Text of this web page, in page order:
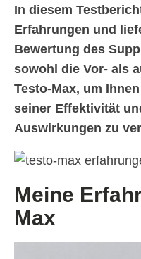
In diesem
Erfahrungen und
Bewertung des
sowohl die Vor- als
Testo-Max, um
seiner Effektivität
Auswirkungen zu
Meine
Max